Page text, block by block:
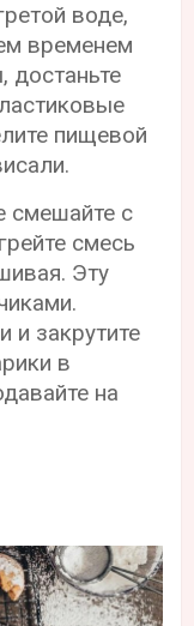
воде,
временем
достаньте
пищевой
смешайте с
смесь
Эту
и закрутите
в
на